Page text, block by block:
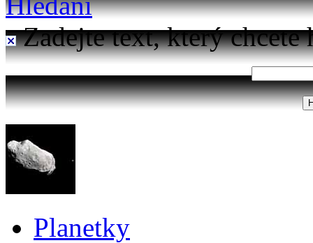
Zadejte text, který chcete
Planetky